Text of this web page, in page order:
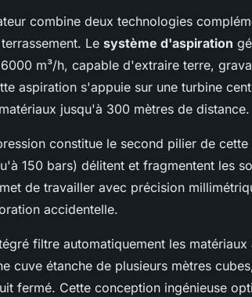
combine deux technologies
Le système d'aspiration
m³/h, capable d'extraire terre,
aspiration s'appuie sur une turbine
jusqu'à 300 mètres de distance.
constitue le second pilier de
150 bars) délitent et fragmentent les
de travailler avec précision
accidentelle.
filtre automatiquement les matériaux
cuve étanche de plusieurs mètres
fermé. Cette conception ingénieuse